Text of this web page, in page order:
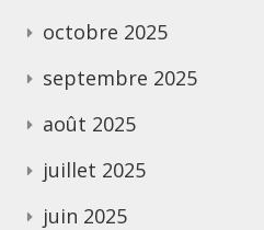
octobre 2025
septembre 2025
août 2025
juillet 2025
juin 2025